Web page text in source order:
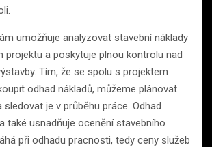
umožňuje analyzovat stavební náklady
projektu a poskytuje plnou kontrolu nad
Tím, že se spolu s projektem
odhad nákladů, můžeme plánovat
sledovat je v průběhu práce. Odhad
také usnadňuje ocenění stavebního
při odhadu pracnosti, tedy ceny služeb